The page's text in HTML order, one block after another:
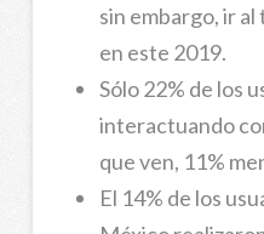
sin embargo, ir
en este 2019.
Sólo 22% de los
interactuando
que ven, 11%
El 14% de los